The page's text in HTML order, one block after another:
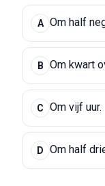
A Om half
B Om kwart
C Om vijf uur.
D Om half